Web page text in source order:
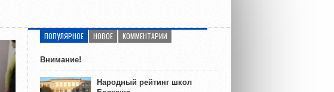
ПОПУЛЯРНОЕ НОВОЕ КОММЕНТАРИИ
Внимание!
Народный рейтинг школ